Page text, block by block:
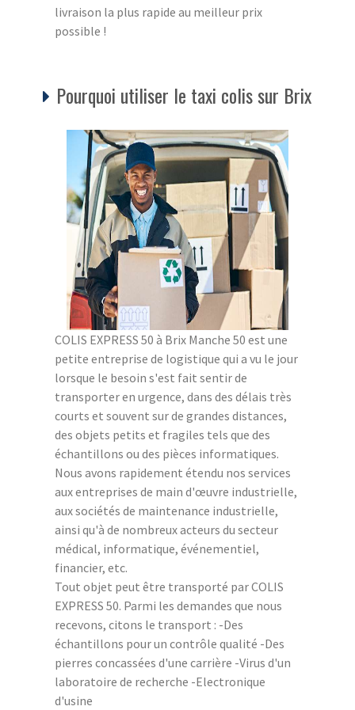
livraison la plus rapide au meilleur prix
possible !
Pourquoi utiliser le taxi colis sur Brix
COLIS EXPRESS 50 à Brix Manche 50 est une
petite entreprise de logistique qui a vu le jour
lorsque le besoin s'est fait sentir de
transporter en urgence, dans des délais très
courts et souvent sur de grandes distances,
des objets petits et fragiles tels que des
échantillons ou des pièces informatiques.
Nous avons rapidement étendu nos services
aux entreprises de main d'œuvre industrielle,
aux sociétés de maintenance industrielle,
ainsi qu'à de nombreux acteurs du secteur
médical, informatique, événementiel,
financier, etc.
Tout objet peut être transporté par COLIS
EXPRESS 50. Parmi les demandes que nous
recevons, citons le transport : -Des
échantillons pour un contrôle qualité -Des
pierres concassées d'une carrière -Virus d'un
laboratoire de recherche -Electronique
d'usine